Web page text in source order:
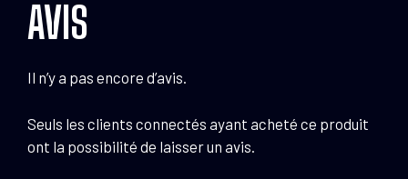
AVIS
Il n’y a pas encore d’avis.
Seuls les clients connectés ayant acheté ce produit
ont la possibilité de laisser un avis.